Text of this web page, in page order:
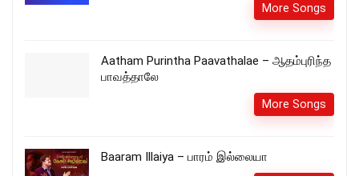
More Songs
Aatham Purintha Paavathalae – ஆதம்புரிந்த
பாவத்தாலே
More Songs
Baaram Illaiya – பாரம் இல்லையா